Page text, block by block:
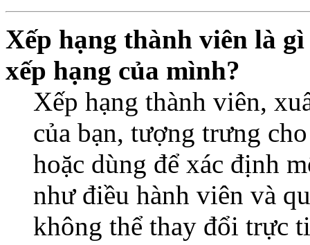
Xếp hạng thành viên là
xếp hạng của mình?
Xếp hạng thành viên,
của bạn, tượng trưng
hoặc dùng để xác định
như điều hành viên và
không thể thay đổi trực